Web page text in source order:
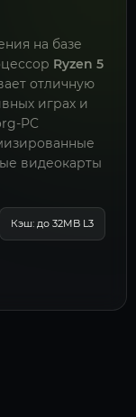
на базе
Ryzen 5
отличную
играх и
PC
видеокарты
Кэш: до 32MB L3